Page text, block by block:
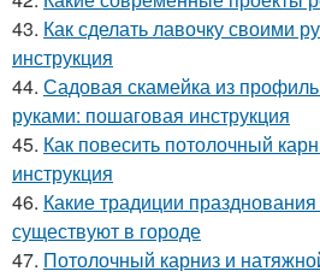
43. Как сделать лавочку своими
инструкция
44. Садовая скамейка из
руками: пошаговая инструкция
45. Как повесить потолочный
инструкция
46. Какие традиции
существуют в городе
47. Потолочный карниз и